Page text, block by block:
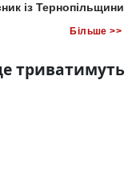
із Тернопільщини
Більше >>
триватимуть